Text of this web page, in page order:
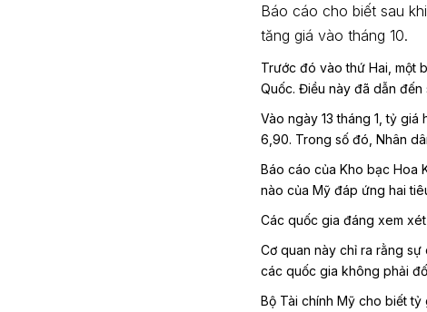
Báo cáo cho biết sau
tăng giá vào tháng 10.
Trước đó vào thứ Hai, một
Quốc. Điều này đã dẫn
Vào ngày 13 tháng 1, tỷ
6,90. Trong số đó, Nhân
Báo cáo của Kho bạc Hoa
nào của Mỹ đáp ứng hai
Các quốc gia đáng xem
Cơ quan này chỉ ra rằng
các quốc gia không phải
Bộ Tài chính Mỹ cho biết tỷ